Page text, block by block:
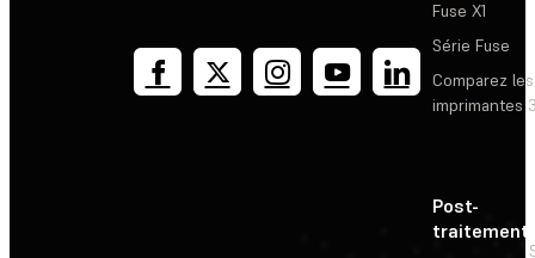
Fuse X1
Série Fuse
Comparez les
imprimantes
Post-
traitement